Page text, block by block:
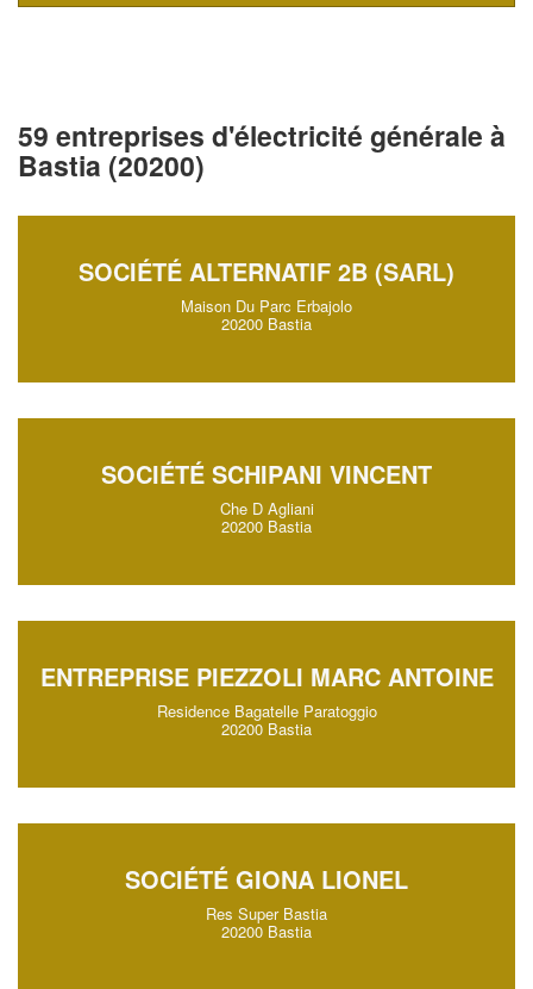
59 entreprises d'électricité générale à
Bastia (20200)
SOCIÉTÉ ALTERNATIF 2B (SARL)
Maison Du Parc Erbajolo
20200 Bastia
SOCIÉTÉ SCHIPANI VINCENT
Che D Agliani
20200 Bastia
ENTREPRISE PIEZZOLI MARC ANTOINE
Residence Bagatelle Paratoggio
20200 Bastia
SOCIÉTÉ GIONA LIONEL
Res Super Bastia
20200 Bastia